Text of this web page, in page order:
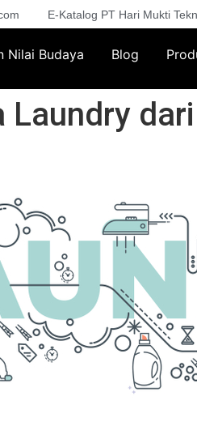
E-Katalog PT Hari Mukti
Nilai Budaya Blog
Laundry